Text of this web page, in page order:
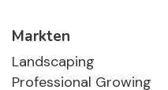
Markten
Landscaping
Professional Growing